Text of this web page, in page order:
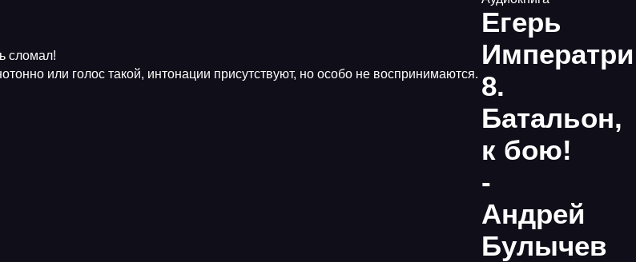
сломал!
или голос такой, интонации присутствуют, но особо не воспринимаются.
Егерь
8.
Батальон,
к бою!
-
Андрей
Булычев